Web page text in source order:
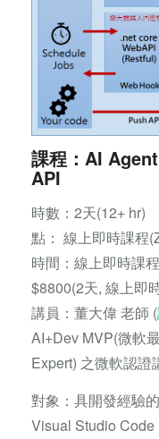
課程：AI
API
時數：2
點： 線上即時課
時間：線上即時課
$8800(2天, 線上即
講員：董大偉 老師 (
AI+Dev MVP(微軟
Expert) 之微軟認證
對象：具開發經驗
Visual Studio Code